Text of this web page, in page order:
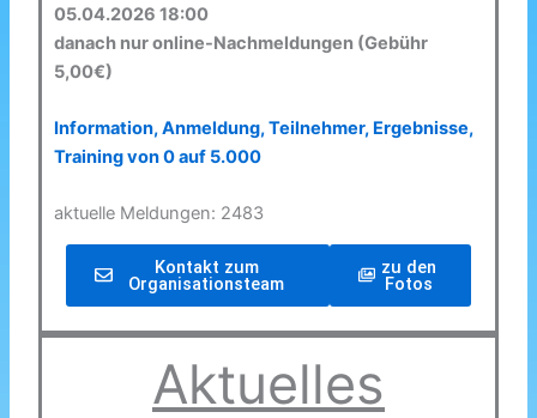
05.04.2026 18:00
danach nur online-Nachmeldungen (Gebühr
5,00€)
Information, Anmeldung, Teilnehmer, Ergebnisse,
Training von 0 auf 5.000
aktuelle Meldungen: 2483
Kontakt zum
Organisationsteam
zu den
Fotos
Aktuelles